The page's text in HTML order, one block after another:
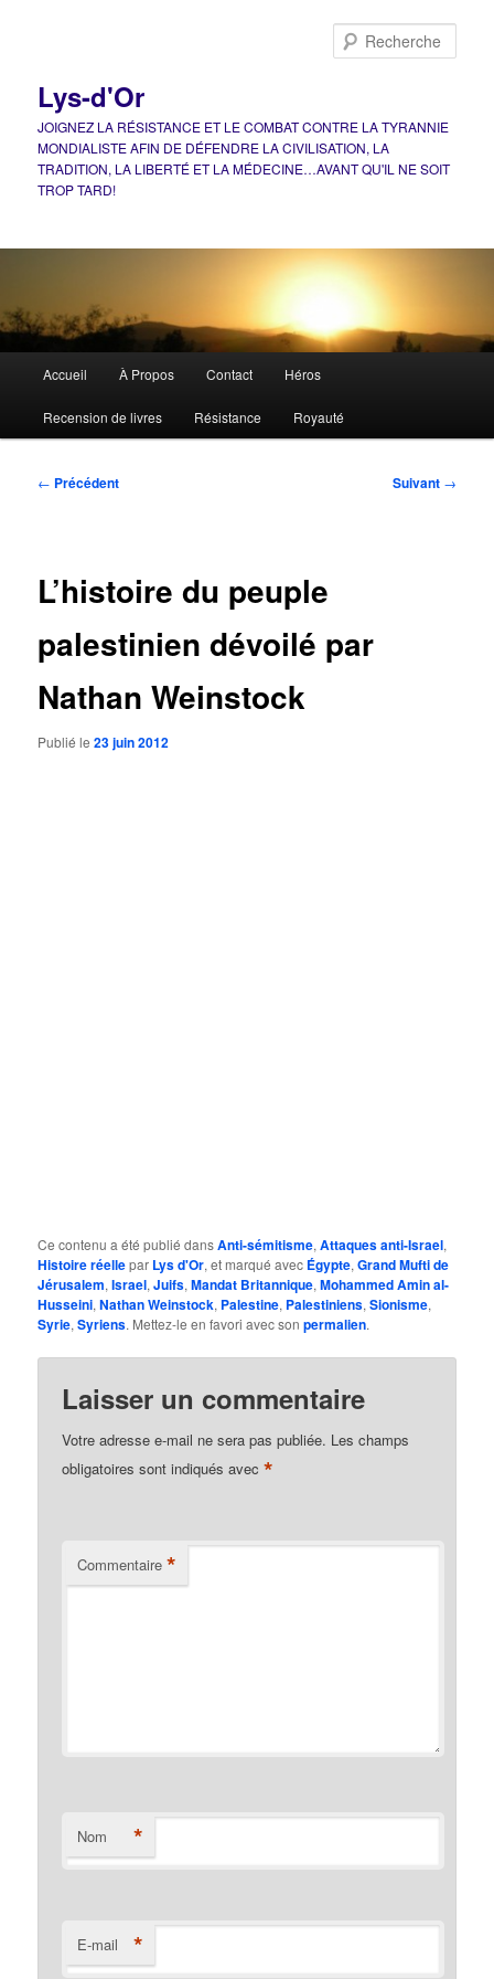
Lys-d'Or
JOIGNEZ LA RÉSISTANCE ET LE COMBAT CONTRE LA TYRANNIE
MONDIALISTE AFIN DE DÉFENDRE LA CIVILISATION, LA
TRADITION, LA LIBERTÉ ET LA MÉDECINE…AVANT QU'IL NE SOIT
TROP TARD!
principal
Accueil À Propos Contact Héros
Recension de livres Résistance Royauté
Navigation
← Précédent Suivant →
L’histoire du peuple
palestinien dévoilé par
Nathan Weinstock
Publié le23 juin 2012
Ce contenu a été publié dansAnti-sémitisme,Attaques anti-Israel,
Histoire réellepar Lys d'Or, et marqué avec Égypte,Grand Mufti de
Jérusalem,Israel,Juifs,Mandat Britannique,Mohammed Amin al-
Husseini,Nathan Weinstock, Palestine, Palestiniens,Sionisme,
Syrie,Syriens. Mettez-le en favori avec sonpermalien.
Laisser un commentaire
Votre adresse e-mail ne sera pas publiée. Les champs
obligatoires sont indiqués avec*
Commentaire *
Nom *
E-mail *